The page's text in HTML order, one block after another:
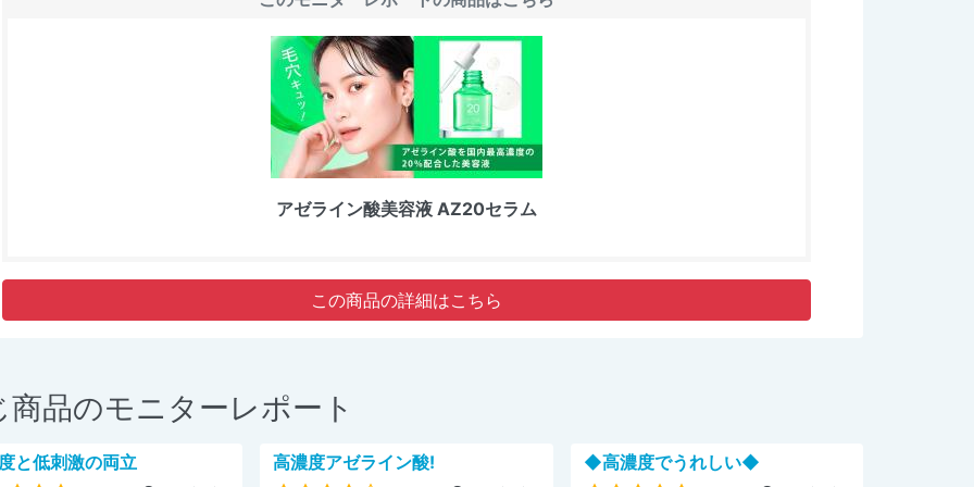
アゼライン酸美容液 AZ20セラム
この商品の詳細はこちら
商品のモニターレポート
と低刺激の両立 高濃度アゼライン酸! ◆高濃度でうれしい◆